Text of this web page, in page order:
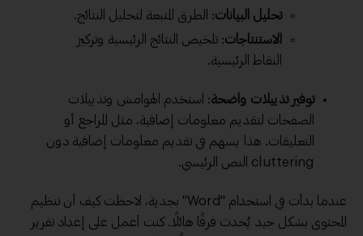
تحليل البيانات: الطرق المتبعة لتحليل النتائج.
الاستنتاجات: تلخيص النتائج الرئيسية وتركيز
النقاط الرئيسية.
توفير تذييلات واضحة: استخدم الهوامش وتذييلات
الصفحات لتقديم معلومات إضافية، مثل المراجع أو
التعليقات. هذا يسهم في تقديم معلومات إضافية دون
cluttering النص الرئيسي.
عندما بدأت في استخدام "Word" بجدية، لاحظت كيف أن تنظيم
المحتوى بشكل جيد يُحدث فرقًا هائلًا. كنت أعمل على إعداد تقرير